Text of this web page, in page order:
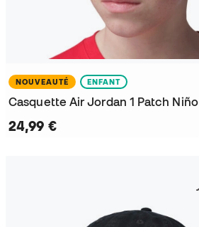
NOUVEAUTÉ ENFANT
Casquette Air Jordan 1 Patch Niño
24,99 €